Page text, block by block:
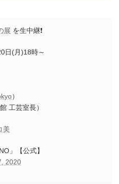
展 を生中継❗️
日(月)18時～
）
工芸室長）
美
」【公式】
2020